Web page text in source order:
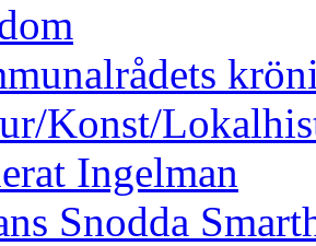
Konst/
Ingelman
Snodda